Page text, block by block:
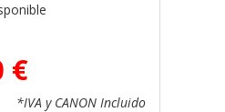
€
*IVA y CANON Incluido